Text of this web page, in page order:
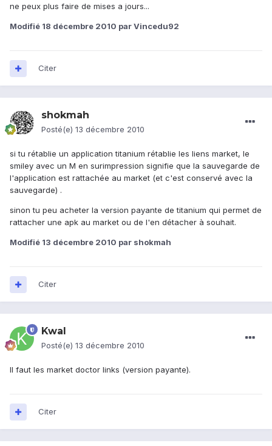
ne peux plus faire de mises a jours...
Modifié 18 décembre 2010 par Vincedu92
Citer
shokmah
Posté(e) 13 décembre 2010
si tu rétablie un application titanium rétablie les liens market, le
smiley avec un M en surimpression signifie que la sauvegarde de
l'application est rattachée au market (et c'est conservé avec la
sauvegarde) .
sinon tu peu acheter la version payante de titanium qui permet de
rattacher une apk au market ou de l'en détacher à souhait.
Modifié 13 décembre 2010 par shokmah
Citer
Kwal
Posté(e) 13 décembre 2010
Il faut les market doctor links (version payante).
Citer